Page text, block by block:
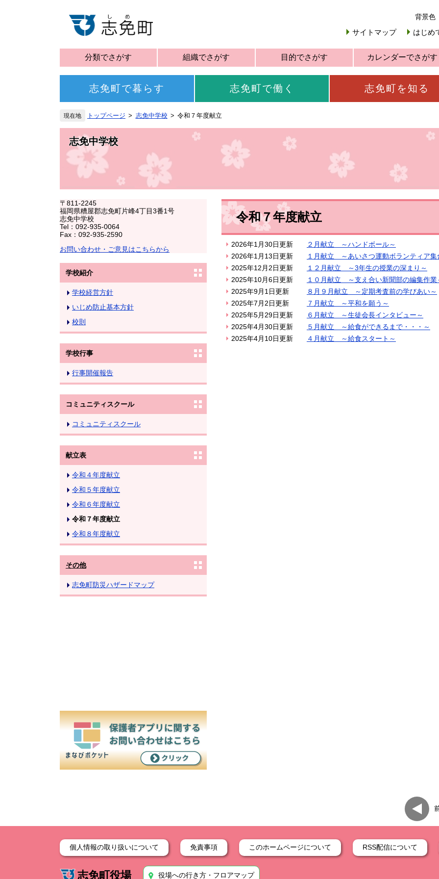
背景色
サイトマップ はじめ
分類でさがす 組織でさがす 目的でさがす カレンダーでさがす
志免町で暮らす 志免町で働く 志免町を知る
トップページ 志免中学校 令和７年度献立
志免中学校
〒811-2245
福岡県糟屋郡志免町片峰4丁目3番1号
志免中学校
Tel：092-935-0064
Fax：092-935-2590
お問い合わせ・ご意見はこちらから
学校紹介
学校経営方針
いじめ防止基本方針
校則
学校行事
行事開催報告
コミュニティスクール
コミュニティスクール
献立表
令和４年度献立
令和５年度献立
令和６年度献立
令和７年度献立
令和８年度献立
その他
志免町防災ハザードマップ
令和７年度献立
2026年1月30日更新
２月献立 ～ハンドボール～
2026年1月13日更新
１月献立 ～あいさつ運動ボランティア集
2025年12月2日更新
１２月献立 ～3年生の授業の深まり～
2025年10月6日更新
１０月献立 ～支え合い新聞部の編集作業
2025年9月1日更新
８月９月献立 ～定期考査前の学びあい～
2025年7月2日更新
７月献立 ～平和を願う～
2025年5月29日更新
６月献立 ～生徒会長インタビュー～
2025年4月30日更新
５月献立 ～給食ができるまで・・・～
2025年4月10日更新
４月献立 ～給食スタート～
個人情報の取り扱いについて 免責事項 このホームページについて RSS配信について
志免町役場 役場への行き方・フロアマップ